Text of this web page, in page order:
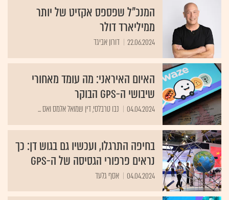
המנכ"ל שפספס אקזיט של יותר
ממיליארד דולר
22.06.2024 דורון אביגד
האיום האיראני: מה עומד מאחורי
שיבושי ה-GPS הבוקר
04.04.2024 נבו טרבלסי, דין שמואל אלמס ואס ...
בחיפה התרגלו, ועכשיו גם בגוש דן: כך
נראים פרפורי הגסיסה של ה-GPS
04.04.2024 אסף גלעד